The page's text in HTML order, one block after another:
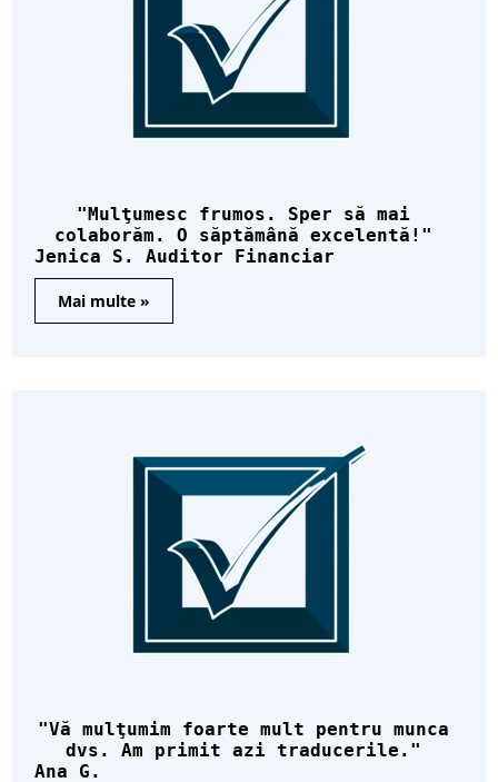
Mulţumesc frumos. Sper să mai
colaborăm. O săptămână excelentă!
Jenica S. Auditor Financiar
Mai multe »
Vă mulţumim foarte mult pentru munca
dvs. Am primit azi traducerile.
Ana G.